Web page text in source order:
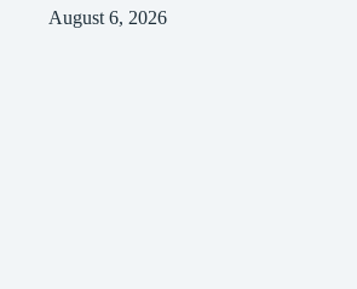
August 6, 2026